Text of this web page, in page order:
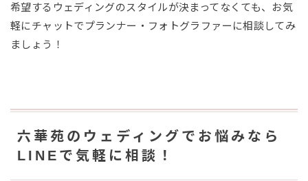
希望するウェディングのスタイルが決まってなくても、お気
軽にチャットでプランナー・フォトグラファーに相談してみ
ましょう！
六華苑のウェディングでお悩みなら
LINEで気軽に相談！